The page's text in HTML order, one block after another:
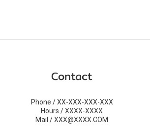
Contact
Phone / XX-XXX-XXX-XXX
Hours / XXXX-XXXX
Mail / XXX@XXXX.COM